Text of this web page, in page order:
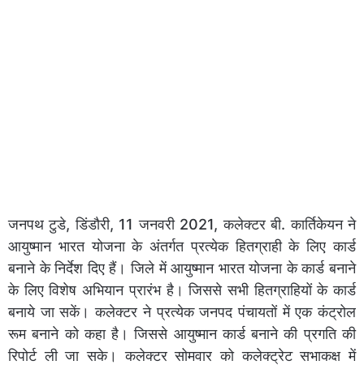
जनपथ टुडे, डिंडौरी, 11 जनवरी 2021, कलेक्टर बी. कार्तिकेयन ने
आयुष्मान भारत योजना के अंतर्गत प्रत्येक हितग्राही के लिए कार्ड
बनाने के निर्देश दिए हैं। जिले में आयुष्मान भारत योजना के कार्ड बनाने
के लिए विशेष अभियान प्रारंभ है। जिससे सभी हितग्राहियों के कार्ड
बनाये जा सकें। कलेक्टर ने प्रत्येक जनपद पंचायतों में एक कंट्रोल
रूम बनाने को कहा है। जिससे आयुष्मान कार्ड बनाने की प्रगति की
रिपोर्ट ली जा सके। कलेक्टर सोमवार को कलेक्ट्रेट सभाकक्ष में